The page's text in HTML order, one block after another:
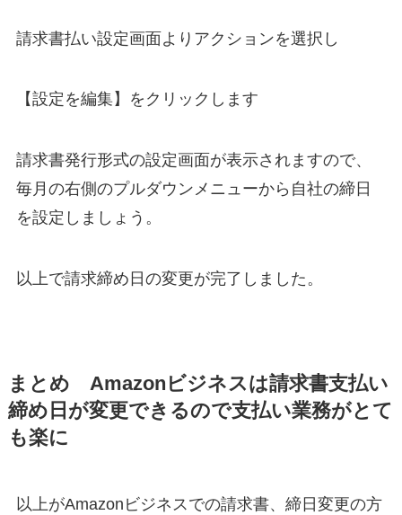
請求書払い設定画面よりアクションを選択し
【設定を編集】をクリックします
請求書発行形式の設定画面が表示されますので、
毎月の右側のプルダウンメニューから自社の締日
を設定しましょう。
以上で請求締め日の変更が完了しました。
まとめ Amazonビジネスは請求書支払い
締め日が変更できるので支払い業務がとて
も楽に
以上がAmazonビジネスでの請求書、締日変更の方